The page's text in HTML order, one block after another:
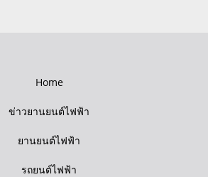
Home
ข่าวยานยนต์ไฟฟ้า
ยานยนต์ไฟฟ้า
รถยนต์ไฟฟ้า